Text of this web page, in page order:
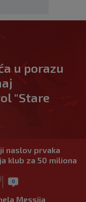
u porazu
"Stare
naslov prvaka
klub za 50 miliona
| 0
Messija